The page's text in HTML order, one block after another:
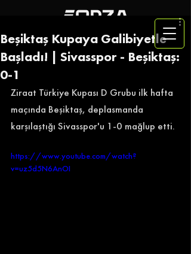
Beşiktaş Kupaya Galibiyetle
Başladı! | Sivasspor - Beşiktaş:
0-1
Ziraat Türkiye Kupası D Grubu ilk hafta
maçında Beşiktaş, deplasmanda
karşılaştığı Sivasspor'u 1-0 mağlup etti.
https://www.youtube.com/watch?
v=uz5d5N6AnOI